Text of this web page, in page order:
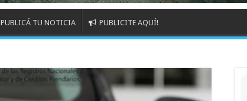
PUBLICÁ TU NOTICIA PUBLICITE AQUÍ!